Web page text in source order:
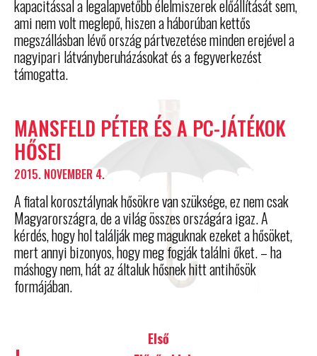
kapacitással a legalapvetőbb élelmiszerek előállítását sem,
ami nem volt meglepő, hiszen a háborúban kettős
megszállásban lévő ország pártvezetése minden erejével a
nagyipari látványberuházásokat és a fegyverkezést
támogatta.
MANSFELD PÉTER ÉS A PC-JÁTÉKOK
HŐSEI
2015. NOVEMBER 4.
A fiatal korosztálynak hősökre van szüksége, ez nem csak
Magyarországra, de a világ összes országára igaz. A
kérdés, hogy hol találják meg maguknak ezeket a hősöket,
mert annyi bizonyos, hogy meg fogják találni őket. – ha
máshogy nem, hát az általuk hősnek hitt antihősök
formájában.
Első